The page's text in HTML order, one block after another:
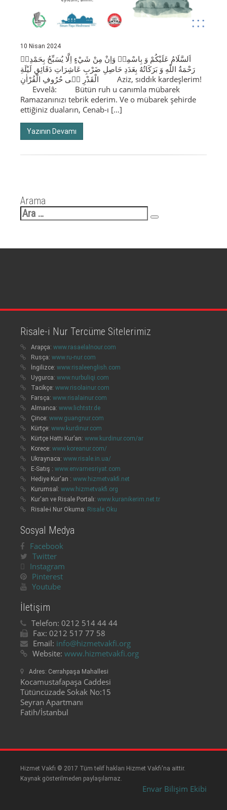
10 Nisan 2024
رَحْمَةُ اللّٰهِ وَ بَرَكَاتُهُ بِعَدَدِ حَاصِلِ ضَرْبِ عَاشِرَاتِ دَقَائِقِ لَيْلَةِ
الْقَدْرِ ف۪ى حُرُوفِ الْقُرْاٰنِ Aziz, sıddık kardeşlerim!
Evvelâ: Bütün ruh u canımla mübarek
Ramazanınızı tebrik ederim. Ve o mübarek şehirde
ettiğiniz duaların, Cenab-ı […]
Yazının Devamı
Arama
Arama:
Risale-i Nur Tercüme Sitelerimiz
Arapça: www.rasaelalnour.com
Rusça: www.ru-nur.com
İngilizce: www.risaleenglish.com
Uygurca: www.nurbuliqi.com
Tacikçe: www.risolainur.com
Farsça: www.risalainur.com
Almanca: www.lichtstr.de
Çince: www.guangnur.com
Kürtçe: www.kurdinur.com
Kürtçe Hattı Kur’an: www.kurdinur.com/ar
Korece: www.koreanur.com/
Ukraynaca: www.risale.in.ua/
E-Satış : www.envarnesriyat.com
Hediye Kur'an : www.hizmetvakfi.net
Kurumsal: www.hizmetvakfi.org
Kur'an ve Risale Portalı: www.kuranikerim.net.tr
Risale-i Nur Okuma: Risale Oku
Sosyal Medya
Facebook
Twitter
Instagram
Pinterest
Youtube
İletişim
Telefon: 0212 514 44 44
Fax: 0212 517 77 58
Email: info@hizmetvakfi.org
Website: www.hizmetvakfi.org
Adres: Cerrahpaşa Mahallesi
Kocamustafapaşa Caddesi
Tütüncüzade Sokak No:15
Seyran Apartmanı
Fatih/İstanbul
Hizmet Vakfı © 2017 Tüm telif hakları Hizmet Vakfı'na aittir.
Kaynak gösterilmeden paylaşılamaz.
Envar Bilişim Ekibi